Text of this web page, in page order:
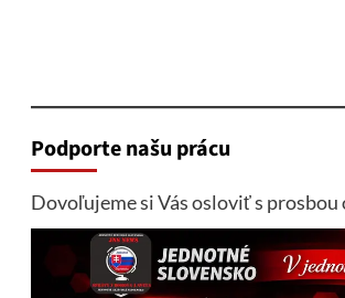
Podporte našu prácu
Dovoľujeme si Vás osloviť s prosbou